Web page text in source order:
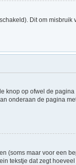
Dit om misbruik
knop op ofwel de
onderaan de pagina
(soms maar voor een
tekstje dat zegt